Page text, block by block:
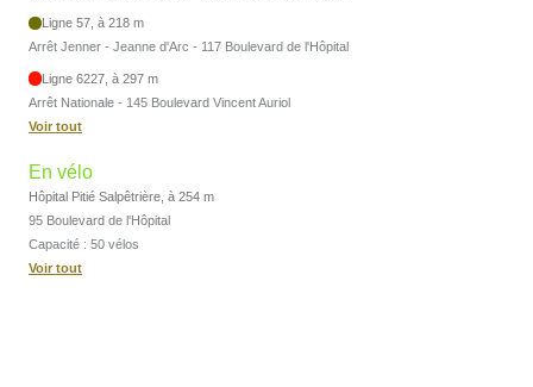
Ligne 57, à 218 m
Arrêt Jenner - Jeanne d'Arc - 117 Boulevard de l'Hôpital
Ligne 6227, à 297 m
Arrêt Nationale - 145 Boulevard Vincent Auriol
Voir tout
En vélo
Hôpital Pitié Salpêtrière, à 254 m
95 Boulevard de l'Hôpital
Capacité : 50 vélos
Voir tout